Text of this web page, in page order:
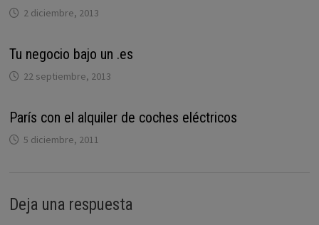
2 diciembre, 2013
Tu negocio bajo un .es
22 septiembre, 2013
París con el alquiler de coches eléctricos
5 diciembre, 2011
Deja una respuesta